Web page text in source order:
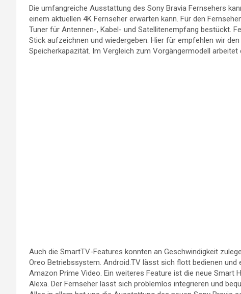
Die umfangreiche Ausstattung des Sony Bravia Fernsehers
einem aktuellen 4K Fernseher erwarten kann. Für den
Tuner für Antennen-, Kabel- und Satellitenempfang bestückt.
Stick aufzeichnen und wiedergeben. Hier für empfehlen wir
Speicherkapazität. Im Vergleich zum Vorgängermodell arbeitet
Auch die SmartTV-Features konnten an Geschwindigkeit
Oreo Betriebssystem. Android.TV lässt sich flott bedienen
Amazon Prime Video. Ein weiteres Feature ist die neue Smart
Alexa. Der Fernseher lässt sich problemlos integrieren und